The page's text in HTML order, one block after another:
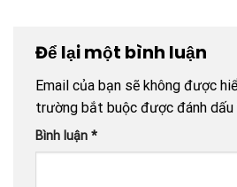
Để lại một bình luận
Email của bạn sẽ không được
trường bắt buộc được đánh dấu
Bình luận *